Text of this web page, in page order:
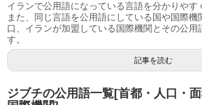
イランで公用語になっている言語を分かりやす
また、同じ言語を公用語にしている国や国際機
口、イランが加盟している国際機関とその公用
す。
記事を読む
ジブチの公用語一覧[首都・人口・